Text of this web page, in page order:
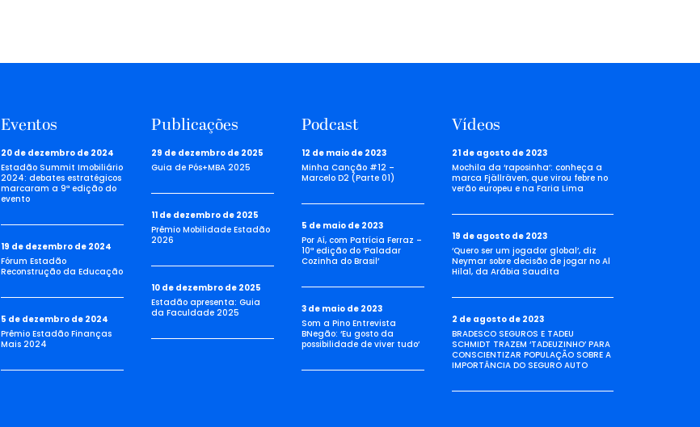
Eventos
20 de dezembro de 2024
Estadão Summit Imobiliário
2024: debates estratégicos
marcaram a 9ª edição do
evento
19 de dezembro de 2024
Fórum Estadão
Reconstrução da Educação
5 de dezembro de 2024
Prêmio Estadão Finanças
Mais 2024
Publicações
29 de dezembro de 2025
Guia de Pós+MBA 2025
11 de dezembro de 2025
Prêmio Mobilidade Estadão
2026
10 de dezembro de 2025
Estadão apresenta: Guia
da Faculdade 2025
Podcast
12 de maio de 2023
Minha Canção #12 –
Marcelo D2 (Parte 01)
5 de maio de 2023
Por Aí, com Patrícia Ferraz –
10ª edição do ‘Paladar
Cozinha do Brasil’
3 de maio de 2023
Som a Pino Entrevista
BNegão: ‘Eu gosto da
possibilidade de viver tudo’
Vídeos
21 de agosto de 2023
Mochila da ‘raposinha’: conheça a
marca Fjällräven, que virou febre no
verão europeu e na Faria Lima
19 de agosto de 2023
‘Quero ser um jogador global’, diz
Neymar sobre decisão de jogar no Al
Hilal, da Arábia Saudita
2 de agosto de 2023
BRADESCO SEGUROS E TADEU
SCHMIDT TRAZEM ‘TADEUZINHO’ PARA
CONSCIENTIZAR POPULAÇÃO SOBRE A
IMPORTÂNCIA DO SEGURO AUTO